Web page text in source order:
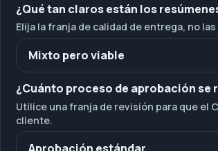
¿Qué tan claros están los
Elija la franja de calidad de entrega, no
¿Cuánto proceso de aprobación se
Utilice una franja de revisión para que el
cliente.